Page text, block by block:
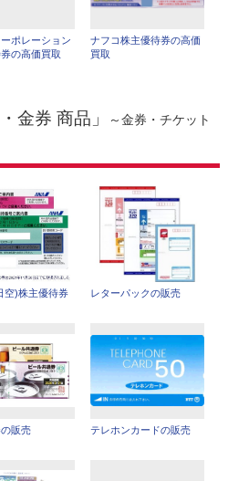
ポレーション
の高価買取
ナフコ株主優待券の高価
買取
金券 商品」
～金券・チケット
空)株主優待券
レターパックの販売
販売 テレホンカードの販売